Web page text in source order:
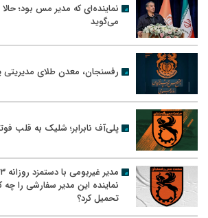
نماینده‌ای که مدیر مس بود؛
می‌گوید
رفسنجان، معدن طلای مدیریتی
پلی‌آف نابرابر؛ شلیک به قلب
نماینده این مدیر سفارشی را
تحمیل کرد؟